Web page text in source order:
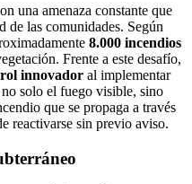
una amenaza constante que
de las comunidades. Según
8.000 incendios
Frente a este desafío,
rol innovador al implementar
no solo el fuego visible, sino
que se propaga a través
reactivarse sin previo aviso.